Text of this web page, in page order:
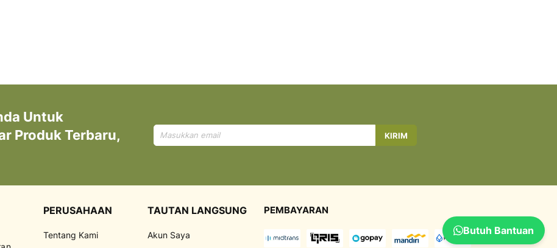
Untuk
Produk Terbaru,
Mendaftar
untuk
KIRIM
PERUSAHAAN
Tentang Kami
TAUTAN LANGSUNG
Akun Saya
PEMBAYARAN
Butuh Bantuan